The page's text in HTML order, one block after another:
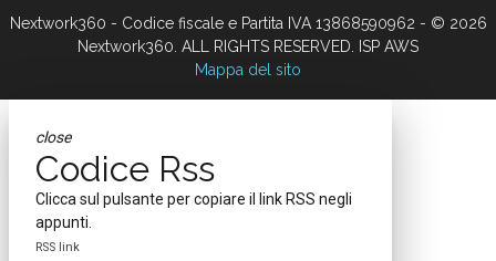
Nextwork360 - Codice fiscale e Partita IVA 13868590962 - © 2026
Nextwork360. ALL RIGHTS RESERVED. ISP AWS
Mappa del sito
close
Codice Rss
Clicca sul pulsante per copiare il link RSS negli
appunti.
RSS link